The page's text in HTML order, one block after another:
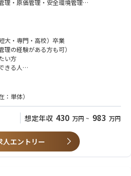
、インフラ作りの一手を担えます。インド
今度自動車というインフラの普及に貢献
を届けに行った現場で、地域の子どもた
！」と喜んで写真を撮る——そんな変化を
トで、文化の違いを越えながら、自身
です。
トリーマネージャー／海外事業の統括責任
しています。意志と実行力のある方には、
ズ
理・原価管理・安全環境管理
。
レンジしていきます。
案件に関われる環境があります。
組むなど時短にも取り組んでいます。
る）
大・専門・高校）卒業
の経験がある方も可）
い方
きる人
級土木施工管理技士
：単体）
想定年収 430 万円 ~ 983 万円
人エントリー